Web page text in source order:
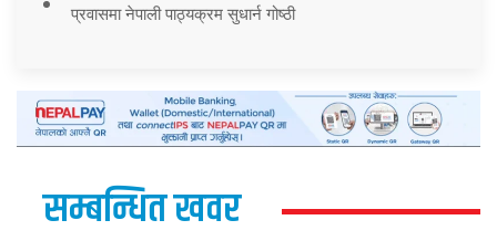
प्रवासमा नेपाली पाठ्यक्रम सुधार्न गोष्ठी
सम्बन्धित खवर